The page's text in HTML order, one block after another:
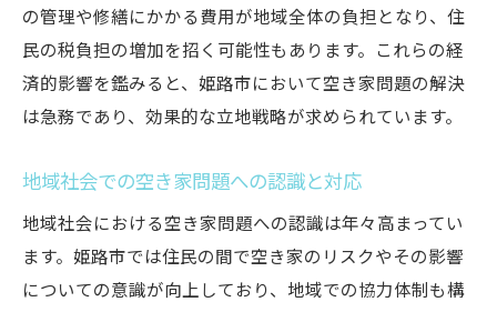
住民参加型で実現する空き家活用の成功例
姫路市における空き家活用の未来展望
行政支援を活用した空き家プロジェクトの
提案
の管理や修繕にかかる費用が地域全体の負担となり、住
民の税負担の増加を招く可能性もあります。これらの経
済的影響を鑑みると、姫路市において空き家問題の解決
は急務であり、効果的な立地戦略が求められています。
地域社会での空き家問題への認識と対応
地域社会における空き家問題への認識は年々高まってい
ます。姫路市では住民の間で空き家のリスクやその影響
についての意識が向上しており、地域での協力体制も構